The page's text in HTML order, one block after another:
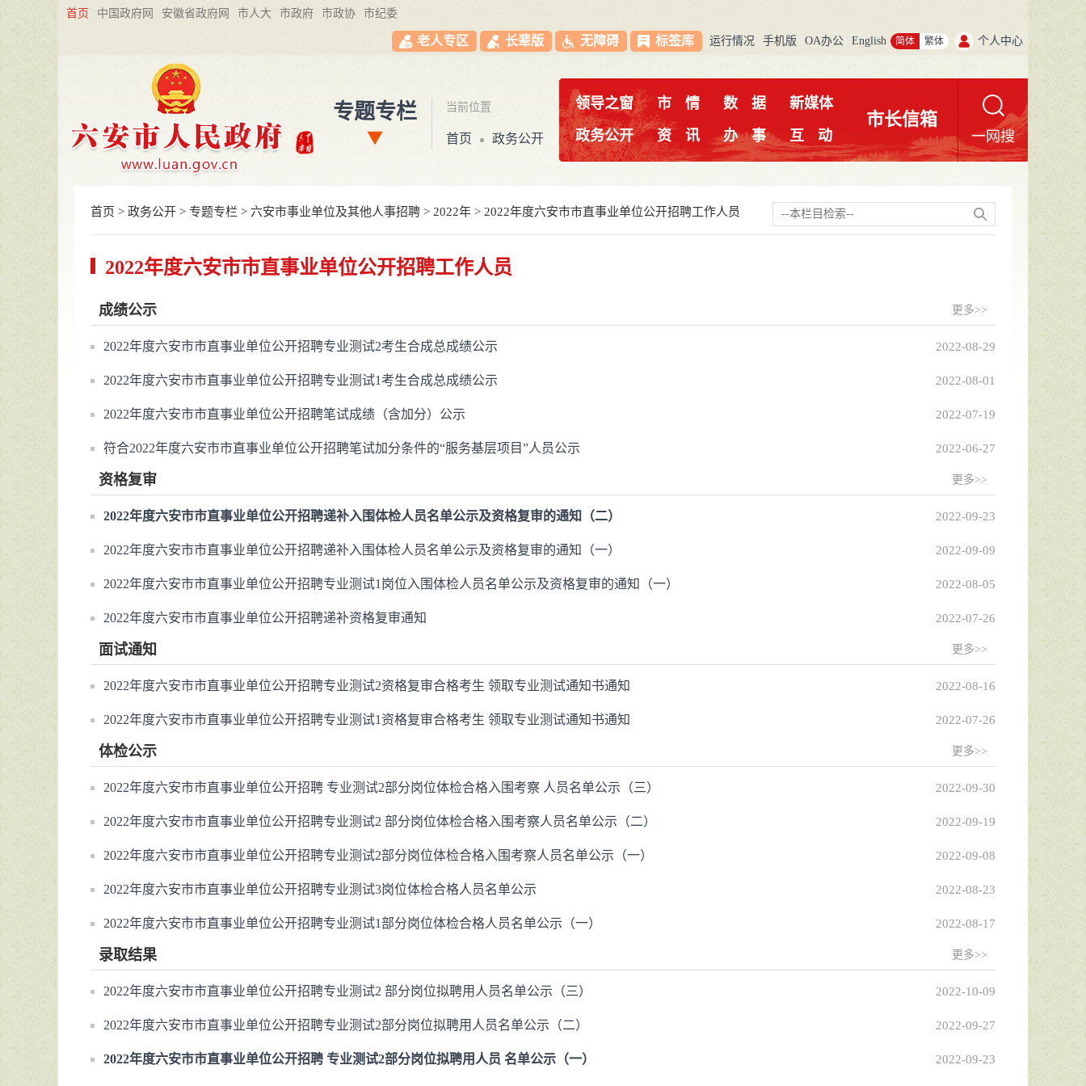
首页 中国政府网 安徽省政府网 市人大 市政府 市政协 市纪委
老人专区 长辈版 无障碍 标签库 运行情况 手机版 OA办公 English 简体 繁体 个人中心
专题专栏 当前位置
首页 政务公开
领导之窗 市 情 数 据
新媒体
政务公开
资 讯 办 事 互 动
市长信箱
一网搜
首页 > 政务公开 > 专题专栏 > 六安市事业单位及其他人事招聘 > 2022年 > 2022年度六安市市直事业单位公开招聘工作人员
2022年度六安市市直事业单位公开招聘工作人员
成绩公示 更多>>
2022年度六安市市直事业单位公开招聘专业测试2考生合成总成绩公示 2022-08-29
2022年度六安市市直事业单位公开招聘专业测试1考生合成总成绩公示 2022-08-01
2022年度六安市市直事业单位公开招聘笔试成绩（含加分）公示 2022-07-19
符合2022年度六安市市直事业单位公开招聘笔试加分条件的“服务基层项目”人员公示 2022-06-27
资格复审 更多>>
2022年度六安市市直事业单位公开招聘递补入围体检人员名单公示及资格复审的通知（二） 2022-09-23
2022年度六安市市直事业单位公开招聘递补入围体检人员名单公示及资格复审的通知（一） 2022-09-09
2022年度六安市市直事业单位公开招聘专业测试1岗位入围体检人员名单公示及资格复审的通知（一） 2022-08-05
2022年度六安市市直事业单位公开招聘递补资格复审通知 2022-07-26
面试通知 更多>>
2022年度六安市市直事业单位公开招聘专业测试2资格复审合格考生 领取专业测试通知书通知 2022-08-16
2022年度六安市市直事业单位公开招聘专业测试1资格复审合格考生 领取专业测试通知书通知 2022-07-26
体检公示 更多>>
2022年度六安市市直事业单位公开招聘 专业测试2部分岗位体检合格入围考察 人员名单公示（三） 2022-09-30
2022年度六安市市直事业单位公开招聘专业测试2 部分岗位体检合格入围考察人员名单公示（二） 2022-09-19
2022年度六安市市直事业单位公开招聘专业测试2部分岗位体检合格入围考察人员名单公示（一） 2022-09-08
2022年度六安市市直事业单位公开招聘专业测试3岗位体检合格人员名单公示 2022-08-23
2022年度六安市市直事业单位公开招聘专业测试1部分岗位体检合格人员名单公示（一） 2022-08-17
录取结果 更多>>
2022年度六安市市直事业单位公开招聘专业测试2 部分岗位拟聘用人员名单公示（三） 2022-10-09
2022年度六安市市直事业单位公开招聘专业测试2部分岗位拟聘用人员名单公示（二） 2022-09-27
2022年度六安市市直事业单位公开招聘 专业测试2部分岗位拟聘用人员 名单公示（一） 2022-09-23